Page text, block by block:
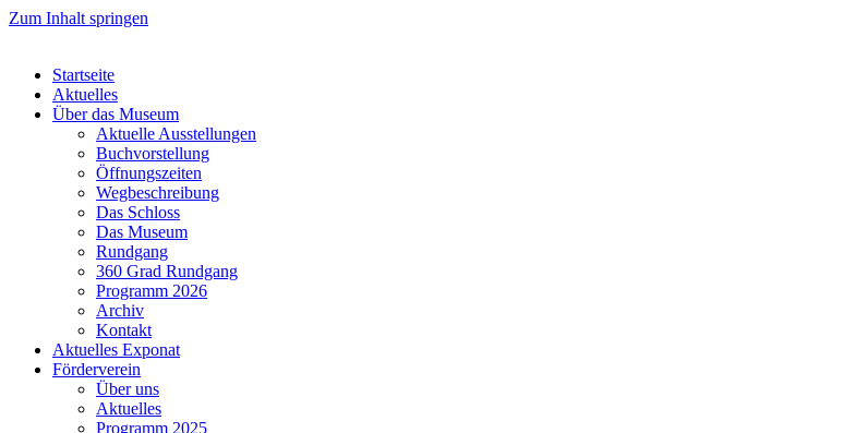
Zum Inhalt springen
Startseite
Aktuelles
Über das Museum
Aktuelle Ausstellungen
Buchvorstellung
Öffnungszeiten
Wegbeschreibung
Das Schloss
Das Museum
Rundgang
360 Grad Rundgang
Programm 2026
Archiv
Kontakt
Aktuelles Exponat
Förderverein
Über uns
Aktuelles
Programm 2025